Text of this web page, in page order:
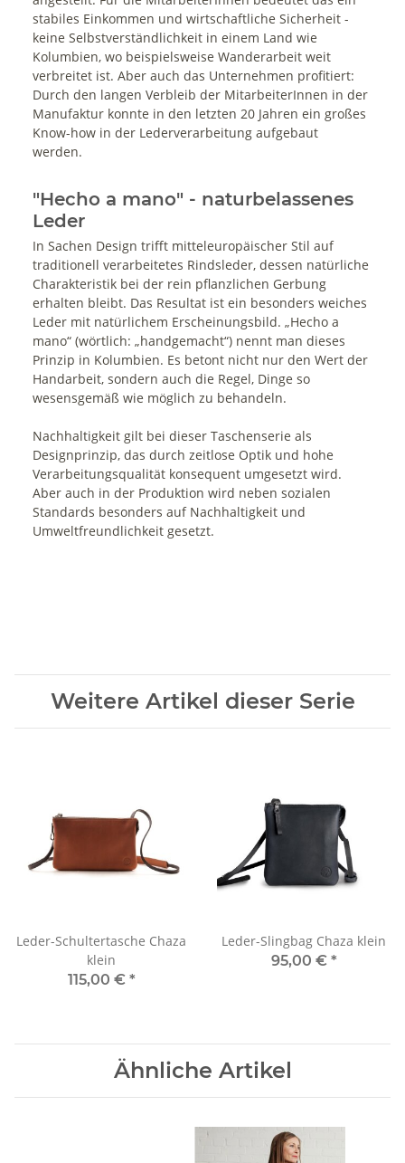
stabiles Einkommen und wirtschaftliche Sicherheit -
keine Selbstverständlichkeit in einem Land wie
Kolumbien, wo beispielsweise Wanderarbeit weit
verbreitet ist. Aber auch das Unternehmen profitiert:
Durch den langen Verbleib der MitarbeiterInnen in der
Manufaktur konnte in den letzten 20 Jahren ein großes
Know-how in der Lederverarbeitung aufgebaut
werden.
"Hecho a mano" - naturbelassenes
Leder
In Sachen Design trifft mitteleuropäischer Stil auf
traditionell verarbeitetes Rindsleder, dessen natürliche
Charakteristik bei der rein pflanzlichen Gerbung
erhalten bleibt. Das Resultat ist ein besonders weiches
Leder mit natürlichem Erscheinungsbild. „Hecho a
mano“ (wörtlich: „handgemacht“) nennt man dieses
Prinzip in Kolumbien. Es betont nicht nur den Wert der
Handarbeit, sondern auch die Regel, Dinge so
wesensgemäß wie möglich zu behandeln.
Nachhaltigkeit gilt bei dieser Taschenserie als
Designprinzip, das durch zeitlose Optik und hohe
Verarbeitungsqualität konsequent umgesetzt wird.
Aber auch in der Produktion wird neben sozialen
Standards besonders auf Nachhaltigkeit und
Umweltfreundlichkeit gesetzt.
Weitere Artikel dieser Serie
Leder-Schultertasche Chaza
klein
115,00 € *
Leder-Slingbag Chaza klein
95,00 € *
Ähnliche Artikel